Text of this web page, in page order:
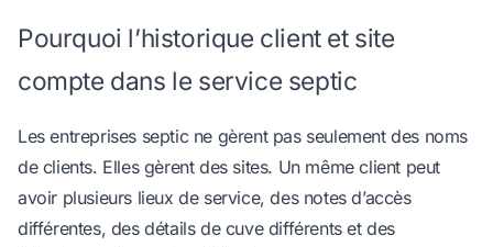
Pourquoi l’historique client et site
compte dans le service septic
Les entreprises septic ne gèrent pas seulement des noms
de clients. Elles gèrent des sites. Un même client peut
avoir plusieurs lieux de service, des notes d’accès
différentes, des détails de cuve différents et des